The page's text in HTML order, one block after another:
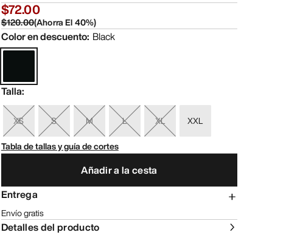
$72.00
$120.00(Ahorra El40%)
Color en descuento: Black
Talla:
XS S M L XL
XXL
Tabla de tallas y guía de cortes
Añadir a la cesta
Entrega
Envío gratis
Detalles del producto